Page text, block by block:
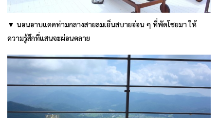
▼ นอนอาบแดดท่ามกลางสายลมเย็นสบายอ่อน ๆ ที่พัดโชยมา ให้
ความรู้สึกที่แสนจะผ่อนคลาย